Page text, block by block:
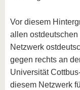
Vor diesem
allen
Netzwerk
gegen rechts an
Universität
diesem Netzwerk